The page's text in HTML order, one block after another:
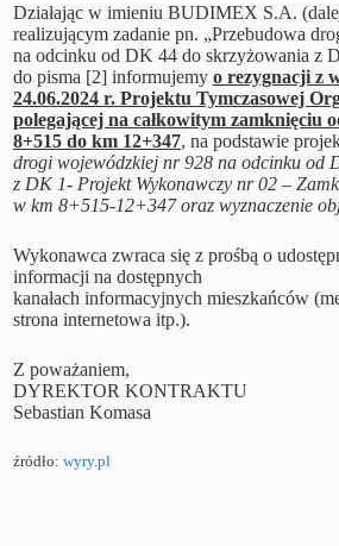
Działając w imieniu BUDIMEX S.A.
realizującym zadanie pn. „Przebudowa
na odcinku od DK 44 do skrzyżowania z
do pisma [2] informujemy o rezygnacji z
24.06.2024 r. Projektu Tymczasowej
polegającej na całkowitym zamknięciu
8+515 do km 12+347, na podstawie
drogi wojewódzkiej nr 928 na odcinku od
z DK 1- Projekt Wykonawczy nr 02 –
w km 8+515-12+347 oraz wyznaczenie
Wykonawca zwraca się z prośbą o
informacji na dostępnych
kanałach informacyjnych mieszkańców
strona internetowa itp.).
Z poważaniem,
DYREKTOR KONTRAKTU
Sebastian Komasa
źródło: wyry.pl